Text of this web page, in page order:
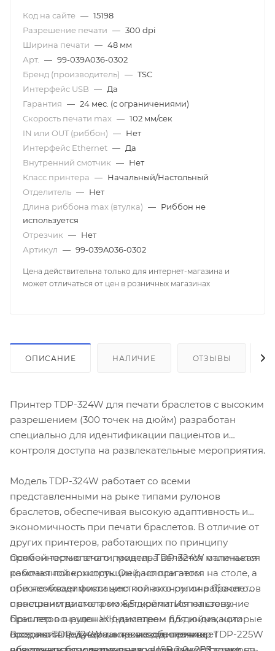
Код на сайте — 15198
Разрешение печати — 300 dpi
Ширина печати — 48 мм
Арт.
— 99-039A036-0302
Бренд (производитель) — TSC
Интерфейс USB — Да
Гарантия — 24 мес. (с ограничениями)
Скорость печати mаx — 102 мм/сек
IN или OUT (риббон) — Нет
Интерфейс Ethernet — Да
Внутренний смотчик — Нет
Класс принтера — Начальный/Настольный
Отделитель — Нет
Длина риббона max (втулка) — Риббон не
используется
Отрезчик — Нет
Артикул — 99-039A036-0302
Цена действительна только для интернет-магазина и
может отличаться от цен в розничных магазинах
ОПИСАНИЕ НАЛИЧИЕ ОТЗЫВЫ
Принтер TDP-324W для печати браслетов с высоким
разрешением (300 точек на дюйм) разработан
специально для идентификации пациентов и
контроля доступа на развлекательные мероприятия.
Модель TDP-324W работает со всеми
представленными на рыке типами рулонов
браслетов, обеспечивая высокую адаптивность и
экономичность при печати браслетов. В отличие от
других принтеров, работающих по принципу
прямой термопечати, модель TDP-324W отличается
компактной конструкцией, но при этом
обеспечивает фиксацию полного рулона браслетов
с внешним диаметром 6,5 дюйма. Использование
браслетов в рулонах диаметром 6,5 дюйма, которые
продаются ведущими производителями,
Особенностью этого принтера является маленькая
рабочая поверхность. Он располагается на столе, а
при необходимости жесткой экономии рабочего
пространства стола может крепиться на стену.
Принтер оснащен ЖК-дисплеем для индикации
состояния принтера, а также обеспечивает
В серию TDP-324W также входит принтер TDP-225W